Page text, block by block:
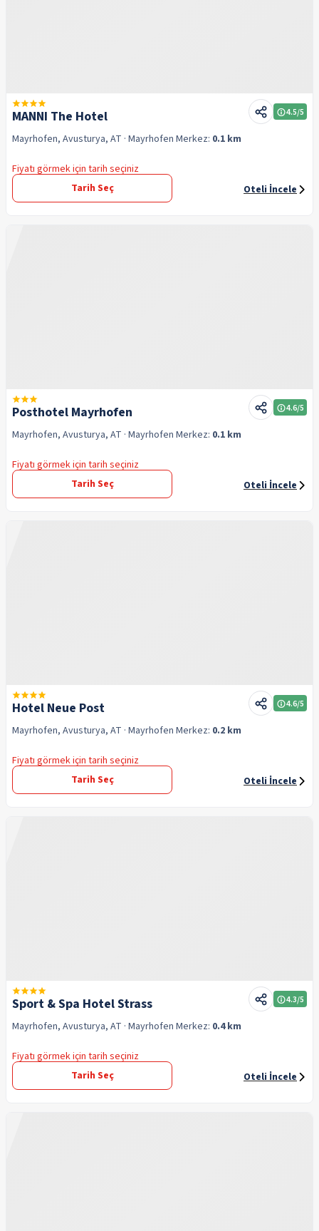
MANNI The Hotel 4.5/5
Mayrhofen, Avusturya, AT · Mayrhofen Merkez: 0.1 km
Fiyatı görmek için tarih seçiniz
Tarih Seç
Oteli İncele
Posthotel Mayrhofen 4.6/5
Mayrhofen, Avusturya, AT · Mayrhofen Merkez: 0.1 km
Fiyatı görmek için tarih seçiniz
Tarih Seç
Oteli İncele
Hotel Neue Post 4.6/5
Mayrhofen, Avusturya, AT · Mayrhofen Merkez: 0.2 km
Fiyatı görmek için tarih seçiniz
Tarih Seç
Oteli İncele
Sport & Spa Hotel Strass 4.3/5
Mayrhofen, Avusturya, AT · Mayrhofen Merkez: 0.4 km
Fiyatı görmek için tarih seçiniz
Tarih Seç
Oteli İncele